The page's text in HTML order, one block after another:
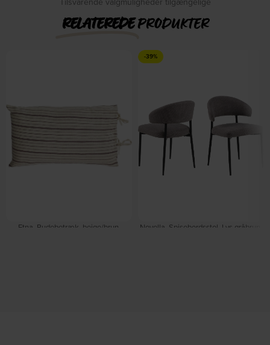
RELATEREDEPRODUKTER
Etna, Pudebetræk, beige/brun,
-39%
Novella, Spisebordsstol, Lys gråbrun,